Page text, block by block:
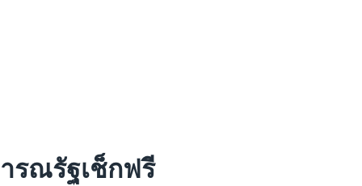
รณรัฐเช็กฟรี